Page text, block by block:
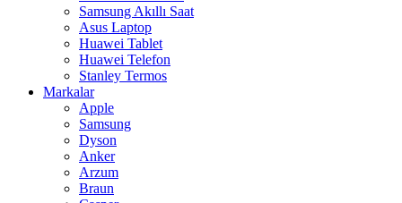
Samsung Akıllı Saat
Asus Laptop
Huawei Tablet
Huawei Telefon
Stanley Termos
Markalar
Apple
Samsung
Dyson
Anker
Arzum
Braun